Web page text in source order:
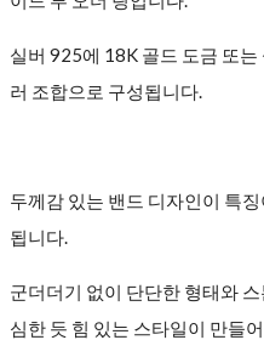
실버 925에 18K 골드 도금 또
러 조합으로 구성됩니다.
두께감 있는 밴드 디자인이 특
됩니다.
군더더기 없이 단단한 형태와
심한 듯 힘 있는 스타일이 만들